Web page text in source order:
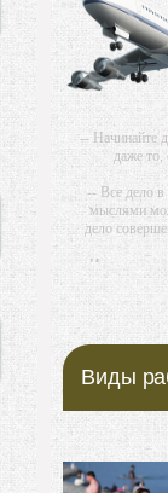
-- Начинайте
даже то,
-- Все дело
мыслями
дело
-- Идите
той
-- Самое
большая
-- Лучшее,
это
бывает
-- Люблю
Виды